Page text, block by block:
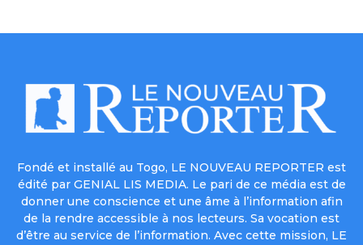
Fondé et installé au Togo, LE NOUVEAU REPORTER est
édité par GENIAL LIS MEDIA. Le pari de ce média est de
donner une conscience et une âme à l’information afin
de la rendre accessible à nos lecteurs. Sa vocation est
d’être au service de l’information. Avec cette mission, LE